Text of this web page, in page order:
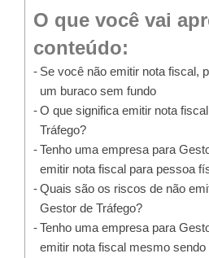
O que você vai
conteúdo:
Se você não emitir nota fiscal,
um buraco sem fundo
O que significa emitir nota
Tráfego?
Tenho uma empresa para
emitir nota fiscal para pessoa
Quais são os riscos de não
Gestor de Tráfego?
Tenho uma empresa para
emitir nota fiscal mesmo sendo